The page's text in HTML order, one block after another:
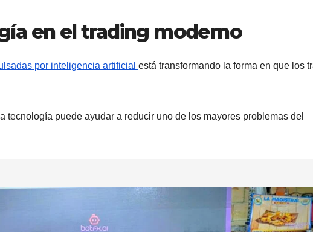
en el trading moderno
por inteligencia artificial está transformando la forma en que los
tecnología puede ayudar a reducir uno de los mayores problemas del